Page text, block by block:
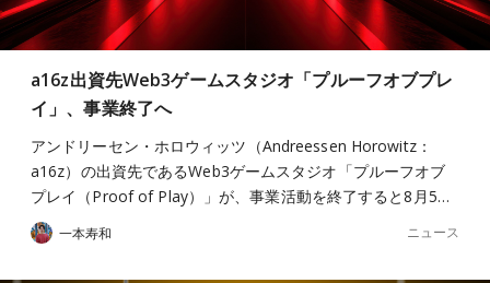
a16z出資先Web3ゲームスタジオ「プルーフオブプレ
イ」、事業終了へ
アンドリーセン・ホロウィッツ（Andreessen Horowitz：
a16z）の出資先であるWeb3ゲームスタジオ「プルーフオブ
プレイ（Proof of Play）」が、事業活動を終了すると8月5…
一本寿和 ニュース